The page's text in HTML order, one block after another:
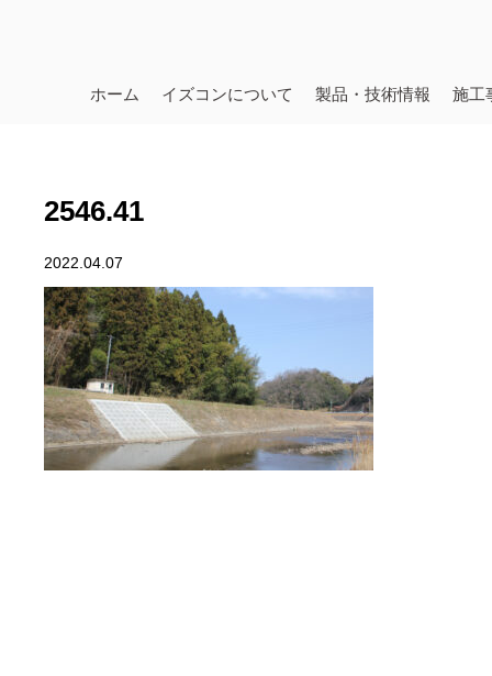
ホーム イズコンについて 製品・技術情報 施工
2546.41
2022.04.07